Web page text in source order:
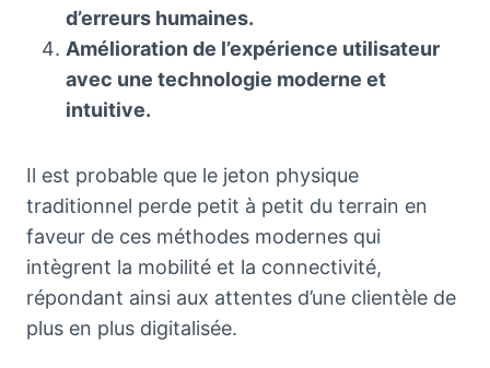
d’erreurs humaines.
Amélioration de l’expérience utilisateur
avec une technologie moderne et
intuitive.
Il est probable que le jeton physique
traditionnel perde petit à petit du terrain en
faveur de ces méthodes modernes qui
intègrent la mobilité et la connectivité,
répondant ainsi aux attentes d’une clientèle de
plus en plus digitalisée.